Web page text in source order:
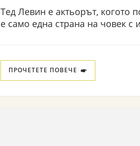
Тед Левин е актьорът, когото
е само една страна на човек
ПРОЧЕТЕТЕ ПОВЕЧЕ